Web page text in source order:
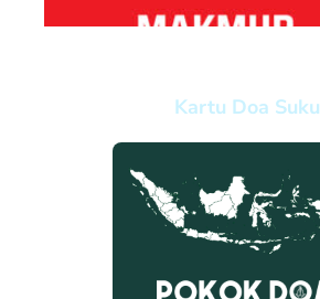
Kartu Doa Suku